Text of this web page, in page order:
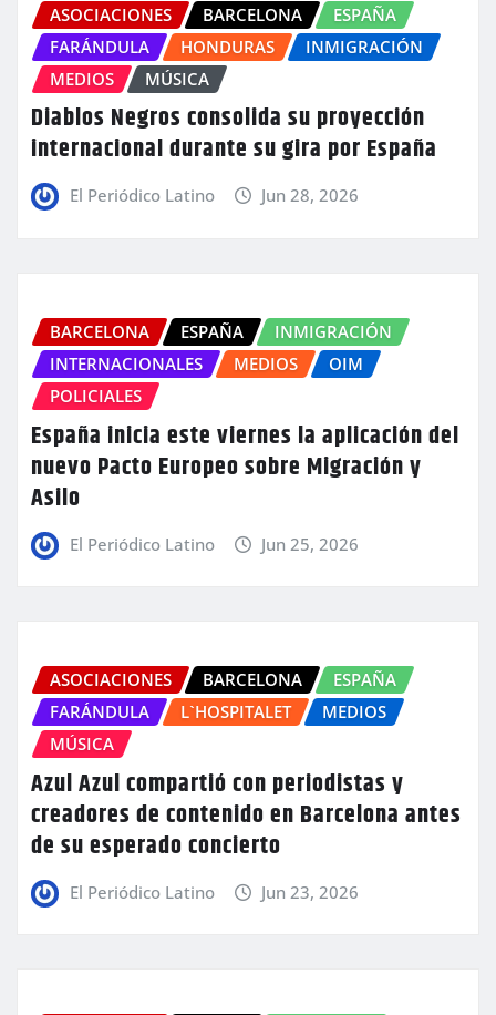
ASOCIACIONES BARCELONA
ESPAÑA
FARÁNDULA
HONDURAS
INMIGRACIÓN
MEDIOS
MÚSICA
Diablos Negros consolida su proyección
internacional durante su gira por España
El Periódico Latino Jun 28, 2026
BARCELONA ESPAÑA
INMIGRACIÓN
INTERNACIONALES
MEDIOS
OIM
POLICIALES
España inicia este viernes la aplicación del
nuevo Pacto Europeo sobre Migración y
Asilo
El Periódico Latino Jun 25, 2026
ASOCIACIONES BARCELONA
ESPAÑA
FARÁNDULA
L`HOSPITALET
MEDIOS
MÚSICA
Azul Azul compartió con periodistas y
creadores de contenido en Barcelona antes
de su esperado concierto
El Periódico Latino Jun 23, 2026